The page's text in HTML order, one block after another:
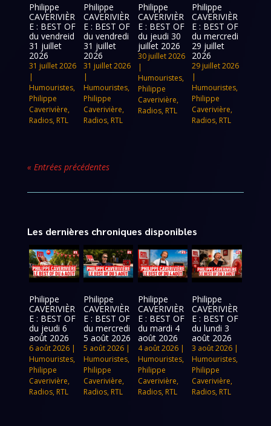
Philippe
CAVERIVIÈR
E : BEST OF
du vendreid
31 juillet
2026
31 juillet 2026
|
Humouristes,
Philippe
Caverivière,
Radios, RTL
Philippe
CAVERIVIÈR
E : BEST OF
du vendredi
31 juillet
2026
31 juillet 2026
|
Humouristes,
Philippe
Caverivière,
Radios, RTL
Philippe
CAVERIVIÈR
E : BEST OF
du jeudi 30
juillet 2026
30 juillet 2026
|
Humouristes,
Philippe
Caverivière,
Radios, RTL
Philippe
CAVERIVIÈR
E : BEST OF
du mercredi
29 juillet
2026
29 juillet 2026
|
Humouristes,
Philippe
Caverivière,
Radios, RTL
« Entrées précédentes
Les dernières chroniques disponibles
Philippe
CAVERIVIÈR
E : BEST OF
du jeudi 6
août 2026
6 août 2026 |
Humouristes,
Philippe
Caverivière,
Radios, RTL
Philippe
CAVERIVIÈR
E : BEST OF
du mercredi
5 août 2026
5 août 2026|
Humouristes,
Philippe
Caverivière,
Radios, RTL
Philippe
CAVERIVIÈR
E : BEST OF
du mardi 4
août 2026
4 août 2026|
Humouristes,
Philippe
Caverivière,
Radios, RTL
Philippe
CAVERIVIÈR
E : BEST OF
du lundi 3
août 2026
3 août 2026 |
Humouristes,
Philippe
Caverivière,
Radios, RTL